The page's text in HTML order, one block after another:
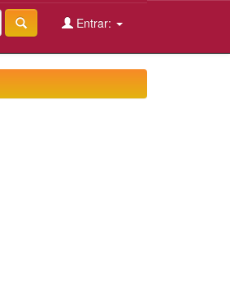
Entrar: